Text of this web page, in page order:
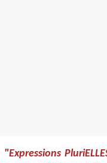
"Expressions